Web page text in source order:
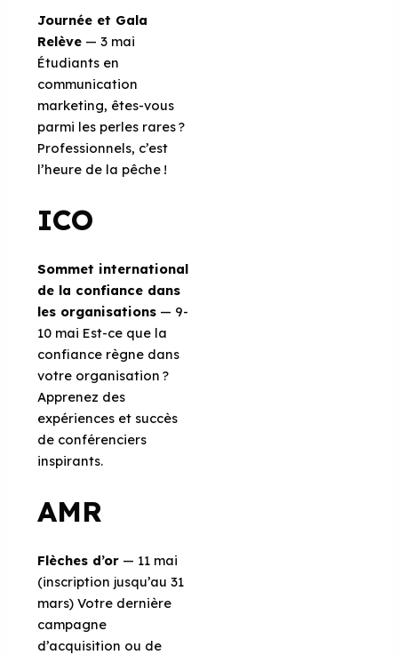
Journée et Gala
Relève — 3 mai
Étudiants en
communication
marketing, êtes-vous
parmi les perles rares ?
Professionnels, c’est
l’heure de la pêche !
ICO
Sommet international
de la confiance dans
les organisations — 9-
10 mai Est-ce que la
confiance règne dans
votre organisation ?
Apprenez des
expériences et succès
de conférenciers
inspirants.
AMR
Flèches d’or — 11 mai
(inscription jusqu’au 31
mars) Votre dernière
campagne
d’acquisition ou de